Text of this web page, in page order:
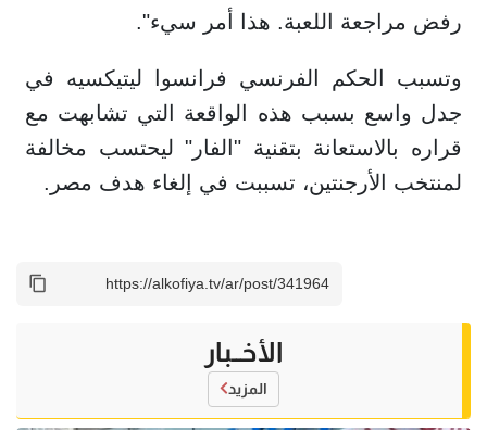
رفض مراجعة اللعبة. هذا أمر سيء".
وتسبب الحكم الفرنسي فرانسوا ليتيكسيه في
جدل واسع بسبب هذه الواقعة التي تشابهت مع
قراره بالاستعانة بتقنية "الفار" ليحتسب مخالفة
لمنتخب الأرجنتين، تسببت في إلغاء هدف مصر.
الأخــبار
المزيد